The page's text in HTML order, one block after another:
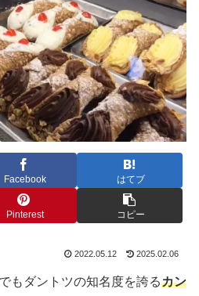
Facebook はてブ
Pinterest コピー
2022.05.12 2025.02.06
もダントツの知名度を誇るカン